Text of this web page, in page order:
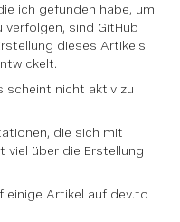
ich gefunden habe, um
verfolgen, sind GitHub
dieses Artikels
scheint nicht aktiv zu
die sich mit
viel über die Erstellung
einige Artikel auf dev.to